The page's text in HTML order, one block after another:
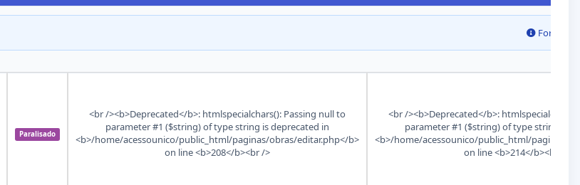
Foram
Paralisado
<br /><b>Deprecated</b>: htmlspecialchars(): Passing null to
parameter #1 ($string) of type string is deprecated in
<b>/home/acessounico/public_html/paginas/obras/editar.php</b>
on line <b>208</b><br />
<br /><b>Deprecated</b>:
parameter #1 ($string) of type string is
<b>/home/acessounico/public_html/paginas/
on line <b>214</b><br />